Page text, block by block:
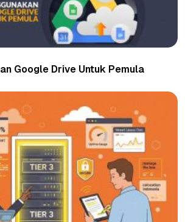
Google Drive Untuk Pemula